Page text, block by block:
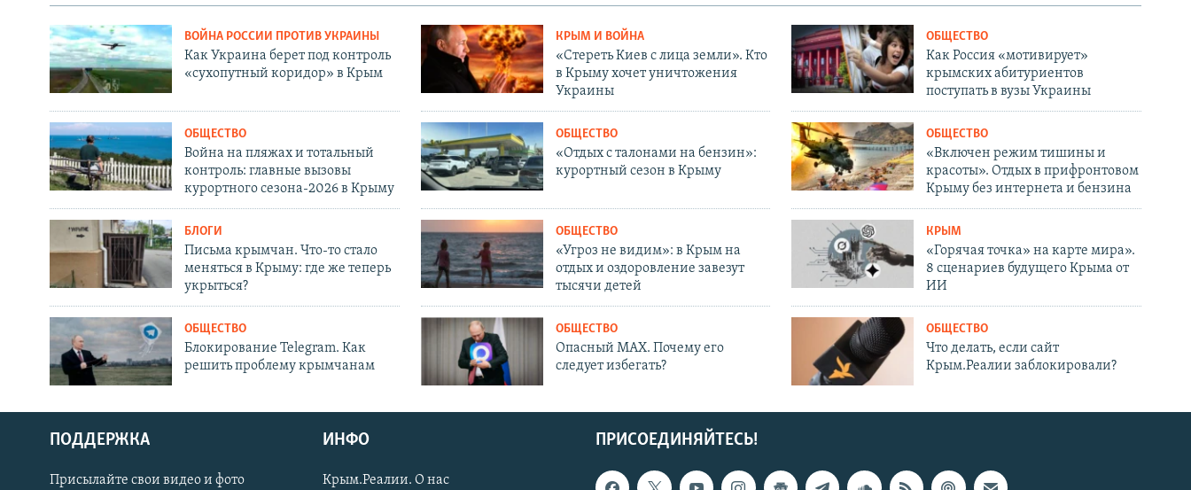
Українською
ВОЙНА РОССИИ ПРОТИВ УКРАИНЫ
Как Украина берет под контроль
«сухопутный коридор» в Крым
КРЫМ И ВОЙНА
«Стереть Киев с лица земли». Кто
в Крыму хочет уничтожения
Украины
ОБЩЕСТВО
Как Россия «мотивирует»
крымских абитуриентов
поступать в вузы Украины
ОБЩЕСТВО
Война на пляжах и тотальный
контроль: главные вызовы
курортного сезона-2026 в Крыму
ОБЩЕСТВО
«Отдых с талонами на бензин»:
курортный сезон в Крыму
ОБЩЕСТВО
«Включен режим тишины и
красоты». Отдых в прифронтовом
Крыму без интернета и бензина
БЛОГИ
Письма крымчан. Что-то стало
меняться в Крыму: где же теперь
укрыться?
ОБЩЕСТВО
«Угроз не видим»: в Крым на
отдых и оздоровление завезут
тысячи детей
КРЫМ
«Горячая точка» на карте мира».
8 сценариев будущего Крыма от
ИИ
ОБЩЕСТВО
Блокирование Telegram. Как
решить проблему крымчанам
ОБЩЕСТВО
Опасный MAX. Почему его
следует избегать?
ОБЩЕСТВО
Что делать, если сайт
Крым.Реалии заблокировали?
ПРИСОЕДИНЯЙТЕСЬ!
ПОДДЕРЖКА
Присылайте свои видео и фото
ИНФО
Крым.Реалии. О нас